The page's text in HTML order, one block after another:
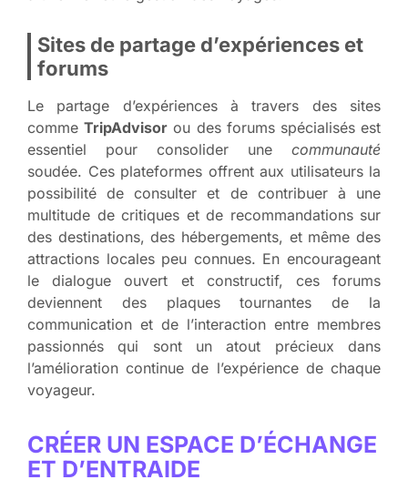
Sites de partage d’expériences et
forums
Le partage d’expériences à travers des sites
commeTripAdvisor ou des forums spécialisés est
essentiel pour consolider une communauté
soudée. Ces plateformes offrent aux utilisateurs la
possibilité de consulter et de contribuer à une
multitude de critiques et de recommandations sur
des destinations, des hébergements, et même des
attractions locales peu connues. En encourageant
le dialogue ouvert et constructif, ces forums
deviennent des plaques tournantes de la
communication et de l’interaction entre membres
passionnés qui sont un atout précieux dans
l’amélioration continue de l’expérience de chaque
voyageur.
CRÉER UN ESPACE D’ÉCHANGE
ET D’ENTRAIDE